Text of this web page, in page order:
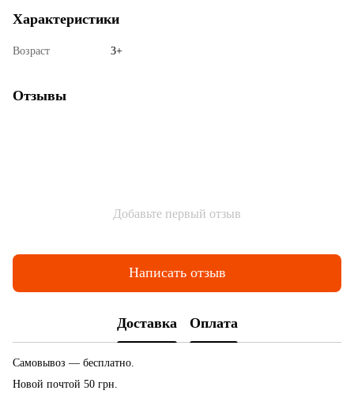
Характеристики
Возраст 3+
Отзывы
Добавьте первый отзыв
Написать отзыв
Доставка Оплата
Самовывоз — бесплатно.
Новой почтой 50 грн.